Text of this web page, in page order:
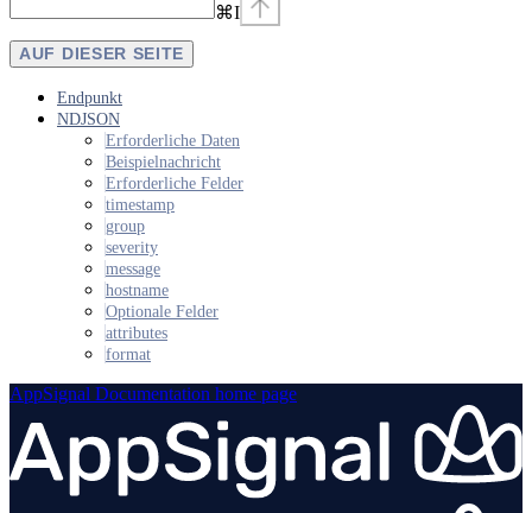
⌘I
AUF DIESER SEITE
Endpunkt
NDJSON
Erforderliche Daten
Beispielnachricht
Erforderliche Felder
timestamp
group
severity
message
hostname
Optionale Felder
attributes
format
AppSignal Documentation home page